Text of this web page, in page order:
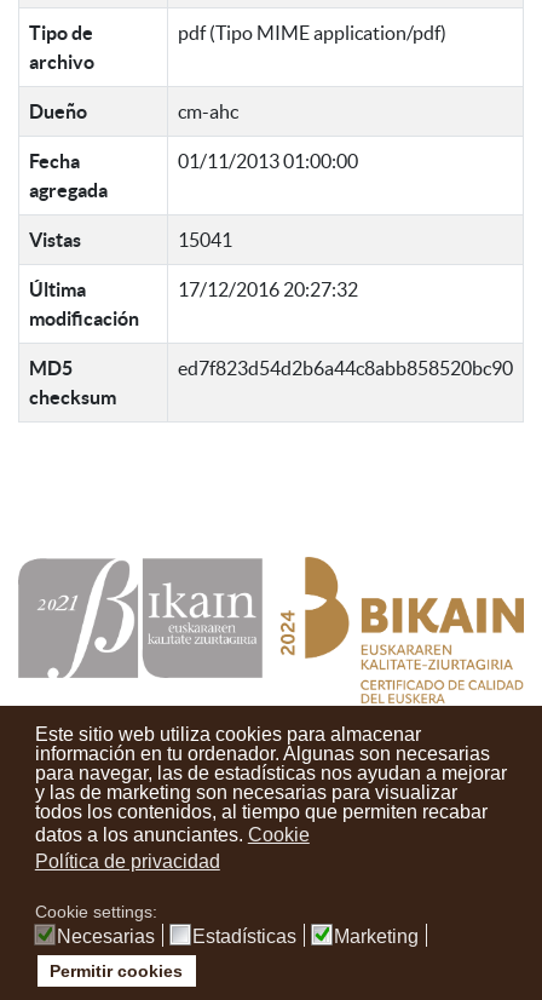
Este sitio web utiliza cookies para almacenar
información en tu ordenador. Algunas son necesarias
para navegar, las de estadísticas nos ayudan a mejorar
y las de marketing son necesarias para visualizar
todos los contenidos, al tiempo que permiten recabar
datos a los anunciantes. Cookie
Política de privacidad
Cookie settings:
Necesarias Estadísticas Marketing
Permitir cookies
Tipo de
archivo
pdf (Tipo MIME application/pdf)
Dueño cm-ahc
Fecha
agregada
01/11/2013 01:00:00
Vistas 15041
Última
modificación
17/12/2016 20:27:32
MD5
checksum
ed7f823d54d2b6a44c8abb858520bc90
Contactos Condiciones de uso Aviso legal
Noticias
Tu opinión cuenta